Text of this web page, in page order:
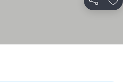
Compartir